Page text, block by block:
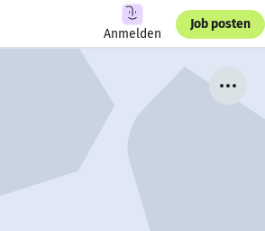
Anmelden
Job posten